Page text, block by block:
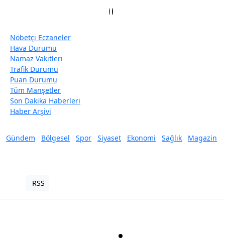
Nöbetçi Eczaneler
Hava Durumu
Namaz Vakitleri
Trafik Durumu
Puan Durumu
Tüm Manşetler
Son Dakika Haberleri
Haber Arşivi
Gündem Bölgesel Spor Siyaset Ekonomi Sağlık Magazin
RSS